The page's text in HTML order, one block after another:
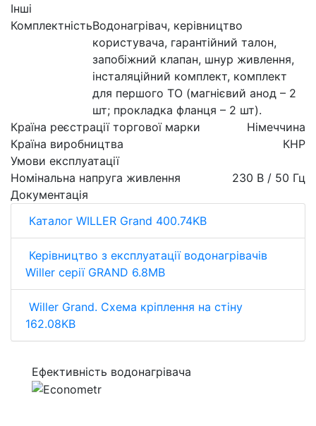
Інші
КомплектністьВодонагрівач, керівництво
користувача, гарантійний талон,
запобіжний клапан, шнур живлення,
інсталяційний комплект, комплект
для першого ТО (магнієвий анод – 2
шт; прокладка фланця – 2 шт).
Країна реєстрації торгової марки
Німеччина
Країна виробництва
КНР
Умови експлуатації
Номінальна напруга живлення
230 В / 50 Гц
Документація
Каталог WILLER Grand 400.74KB
Керівництво з експлуатації водонагрівачів
Willer серії GRAND 6.8MB
Willer Grand. Схема кріплення на стіну
162.08KB
Ефективність водонагрівача